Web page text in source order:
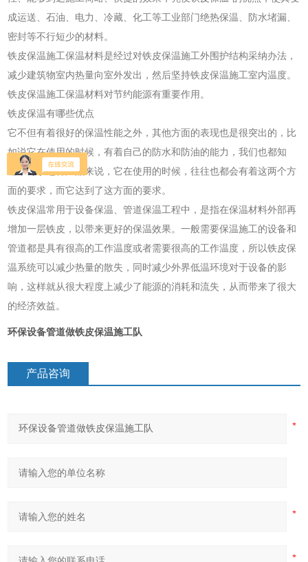
成运送、石油、电力、冷藏、化工等工业部门绝热保温、防水堵漏、
密封等不行短少的材料。
铁皮保温施工保温材料是经过对铁皮保温施工外围护结构采纳办法，
减少建筑物室内热量向室外发出，然后坚持铁皮保温施工室内温度。
铁皮保温施工保温材料对节约能源有重要作用。
铁皮保温有哪些优点
它不但有着很好的保温性能之外，其他方面的表现也是很突出的，比
如说它在使用的时候，有着自己的防水和防油的能力，我们也都知
道，对于这种产品来说，它在使用的时候，往往也都会有着这两个方
面的要求，而它达到了这方面的要求。
铁皮保温常用于设备保温、管道保温工程中，是指在保温材料外部再
增加一层铁皮，以带来更好的保温效果。一般需要保温施工的设备和
管道都是具有很高的工作温度或者需要很高的工作温度，所以铁皮保
温系统可以减少热量的散失，同时减少外界低温环境对于设备的影
响，这样就从很大程度上减少了能源的消耗和流失，从而带来了很大
的经济效益。
环保设备管道做铁皮保温施工队
产品咨询